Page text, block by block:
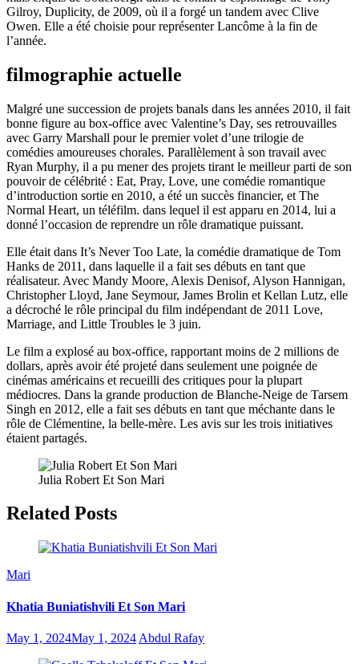
Gilroy, Duplicity, de 2009, où il a forgé un tandem avec Clive
Owen. Elle a été choisie pour représenter Lancôme à la fin de
l’année.
filmographie actuelle
Malgré une succession de projets banals dans les années 2010, il fait
bonne figure au box-office avec Valentine’s Day, ses retrouvailles
avec Garry Marshall pour le premier volet d’une trilogie de
comédies amoureuses chorales. Parallèlement à son travail avec
Ryan Murphy, il a pu mener des projets tirant le meilleur parti de son
pouvoir de célébrité : Eat, Pray, Love, une comédie romantique
d’introduction sortie en 2010, a été un succès financier, et The
Normal Heart, un téléfilm. dans lequel il est apparu en 2014, lui a
donné l’occasion de reprendre un rôle dramatique puissant.
Elle était dans It’s Never Too Late, la comédie dramatique de Tom
Hanks de 2011, dans laquelle il a fait ses débuts en tant que
réalisateur. Avec Mandy Moore, Alexis Denisof, Alyson Hannigan,
Christopher Lloyd, Jane Seymour, James Brolin et Kellan Lutz, elle
a décroché le rôle principal du film indépendant de 2011 Love,
Marriage, and Little Troubles le 3 juin.
Le film a explosé au box-office, rapportant moins de 2 millions de
dollars, après avoir été projeté dans seulement une poignée de
cinémas américains et recueilli des critiques pour la plupart
médiocres. Dans la grande production de Blanche-Neige de Tarsem
Singh en 2012, elle a fait ses débuts en tant que méchante dans le
rôle de Clémentine, la belle-mère. Les avis sur les trois initiatives
étaient partagés.
Julia Robert Et Son Mari
Related Posts
Mari
Khatia Buniatishvili Et Son Mari
May 1, 2024May 1, 2024 Abdul Rafay